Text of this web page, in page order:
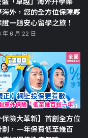
海外，您的全方位保障夥
一趟安心留學之旅！
年 6 月 22 日
保險大革新】首創全方位
，一年保費低至幾百